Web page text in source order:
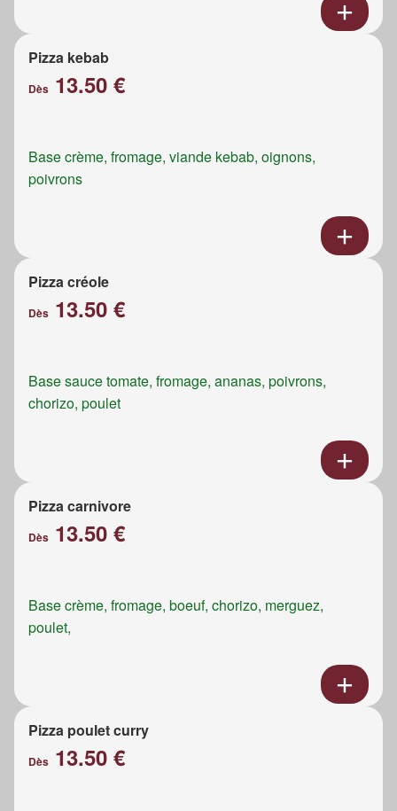
Pizza kebab
Dès 13.50 €
Base crème, fromage, viande kebab, oignons,
poivrons
Pizza créole
Dès 13.50 €
Base sauce tomate, fromage, ananas, poivrons,
chorizo, poulet
Pizza carnivore
Dès 13.50 €
Base crème, fromage, boeuf, chorizo, merguez,
poulet,
Pizza poulet curry
Dès 13.50 €